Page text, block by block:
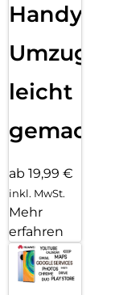
Handy
Umzug
leicht
gemacht!
ab 19,99 €
inkl. MwSt.
Mehr
erfahren